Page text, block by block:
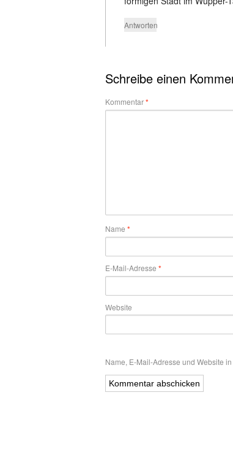
Antworten
Schreibe einen
Kommentar*
Name *
E-Mail-Adresse *
Website
Name, E-Mail-Adresse und Website